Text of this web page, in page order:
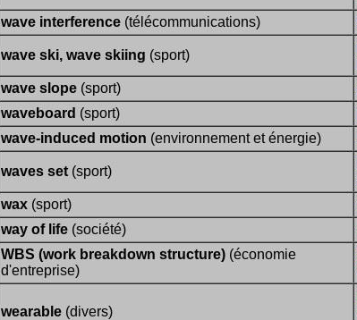
wave interference (télécommunications)
wave ski, wave skiing (sport)
wave slope (sport)
waveboard (sport)
wave-induced motion (environnement et énergie)
waves set (sport)
wax (sport)
way of life (société)
WBS (work breakdown structure) (économie
d'entreprise)
wearable (divers)